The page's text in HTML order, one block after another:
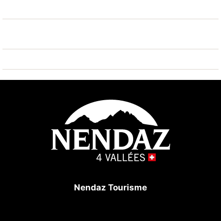
Nendaz Tourisme